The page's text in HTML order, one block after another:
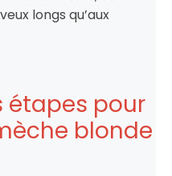
longs qu’aux
étapes pour
blonde